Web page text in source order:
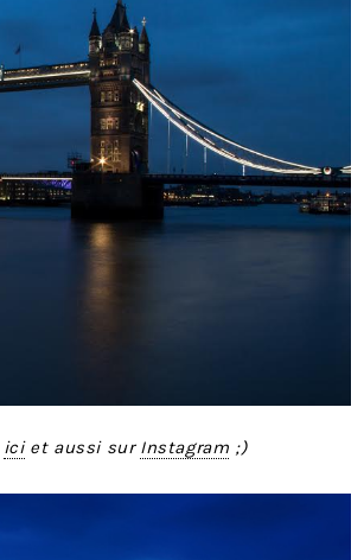
iciet aussi sur Instagram ;)